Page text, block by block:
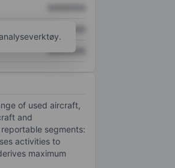
XXXXXXX
of used aircraft,
and
segments:
activities to
maximum